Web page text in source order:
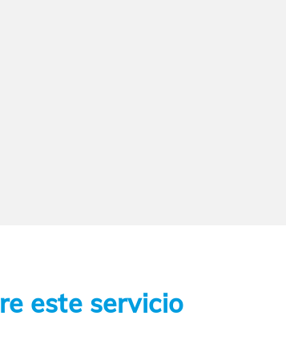
este servicio